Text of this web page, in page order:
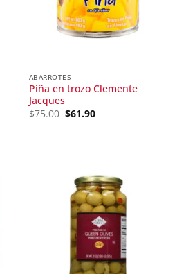
ABARROTES
Piña en trozo Clemente
Jacques
$75.00 Original
price
$61.90Current
price